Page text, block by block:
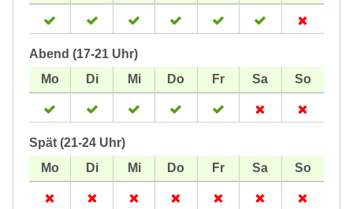
Abend (17-21 Uhr)
Spät (21-24 Uhr)